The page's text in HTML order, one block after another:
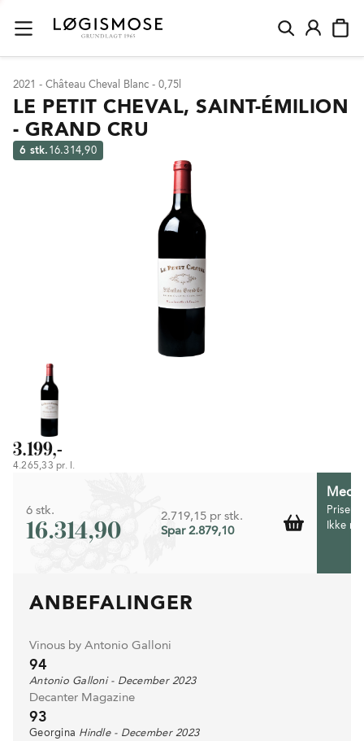
2021 - Château Cheval Blanc - 0,75l
LE PETIT CHEVAL, SAINT-ÉMILION
- GRAND CRU
6 stk. 16.314,90
3.199,-
4.265,33 pr. l.
6 stk.
16.314,90
2.719,15 pr stk.
Spar 2.879,10
Prisen
Ikke
ANBEFALINGER
Vinous by Antonio Galloni
94
Antonio Galloni - December 2023
Decanter Magazine
93
Georgina Hindle - December 2023